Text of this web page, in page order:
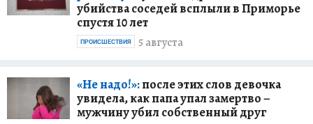
убийства соседей всплыли в Приморье
спустя 10 лет
5 августа
ПРОИСШЕСТВИЯ
«Не надо!»:после этих слов девочка
увидела, как папа упал замертво –
мужчину убил собственный друг